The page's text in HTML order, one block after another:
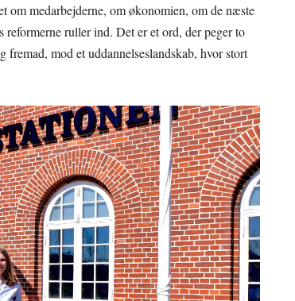
om medarbejderne, om økonomien, om de næste
ruller ind. Det er et ord, der peger to
fremad, mod et uddannelseslandskab, hvor stort